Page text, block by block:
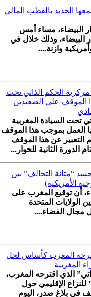
الجديد بالقطب المالي
البيضاء، مساء أمس
البيضاء، وذلك خلال في
وازنة....
مركزية الحكم الذاتي تحت
الموقف على الصعيدين
تحت السيادة المغربية
العمل بموجب هذا الموقف
التعبير عن هذا الموقف
الثانية للحوار...
“متانة التحالف” بين
الأمريكية)
أن توقيع المغرب على
الولايات المتحدة
مجال الفضاء....
المغرب كأساس لحل
المغربية
الذي اقترحه المغرب،
الإقليمي حول
في بلاغ صدر، اليوم